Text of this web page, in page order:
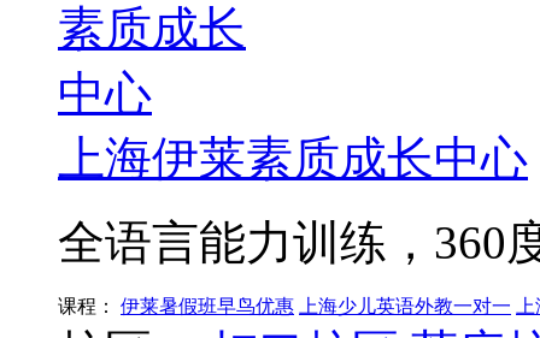
上海伊莱素质成长中心
全语言能力训练，360
课程： 伊莱暑假班早鸟优惠 上海少儿英语外教一对一